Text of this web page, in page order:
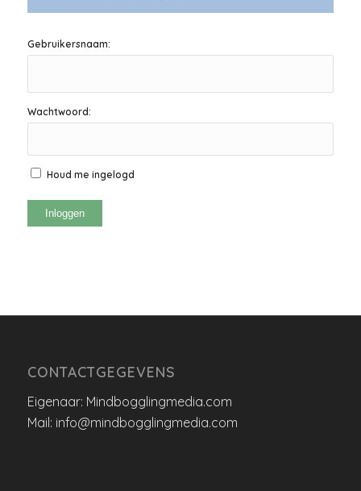
Gebruikersnaam:
Wachtwoord:
Houd me ingelogd
Inloggen
CONTACTGEGEVENS
Eigenaar: Mindbogglingmedia.com
Mail: info@mindbogglingmedia.com